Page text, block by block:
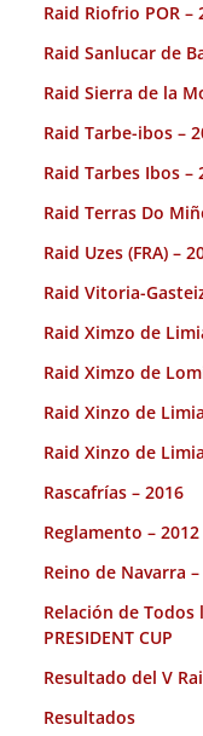
Raid Riofrio POR –
Raid Sanlucar de
Raid Sierra de la
Raid Tarbe-ibos –
Raid Tarbes Ibos –
Raid Terras Do
Raid Uzes (FRA) –
Raid Vitoria-
Raid Ximzo de
Raid Ximzo de
Raid Xinzo de
Raid Xinzo de
Rascafrías – 2016
Reglamento – 2012
Reino de Navarra –
Relación de
PRESIDENT CUP
Resultado del V
Resultados